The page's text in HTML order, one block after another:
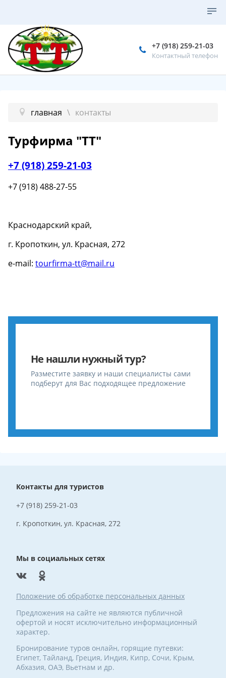
+7 (918) 259-21-03
Контактный телефон
главная контакты
Турфирма "ТТ"
+7 (918) 259-21-03
+7 (918) 488-27-55
Краснодарский край,
г. Кропоткин, ул. Красная, 272
e-mail: tourfirma-tt@mail.ru
Не нашли нужный тур?
Разместите заявку и наши специалисты сами
подберут для Вас подходящее предложение
Контакты для туристов
+7 (918) 259-21-03
г. Кропоткин, ул. Красная, 272
Мы в социальных сетях
Положение об обработке персональных данных
Предложения на сайте не являются публичной
офертой и носят исключительно информационный
характер.
Бронирование туров онлайн, горящие путевки:
Египет, Тайланд, Греция, Индия, Кипр, Сочи, Крым,
Абхазия, ОАЭ, Вьетнам и др.